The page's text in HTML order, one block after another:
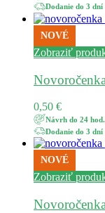
Dodanie do 3 dní
NOVÉ
Zobraziť
0,50 €
Návrh do 24 hod.
Dodanie do 3 dní
NOVÉ
Zobraziť